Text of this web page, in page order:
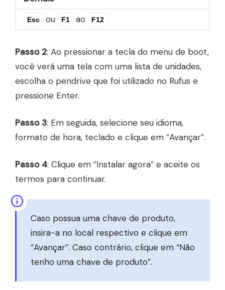
Esc ou F1 ao F12
Passo 2: Ao pressionar a tecla do menu de boot,
você verá uma tela com uma lista de unidades,
escolha o pendrive que foi utilizado no Rufus e
pressione Enter.
Passo 3: Em seguida, selecione seu idioma,
formato de hora, teclado e clique em “Avançar”.
Passo 4: Clique em “Instalar agora” e aceite os
termos para continuar.
Caso possua uma chave de produto,
insira-a no local respectivo e clique em
“Avançar”. Caso contrário, clique em “Não
tenho uma chave de produto”.